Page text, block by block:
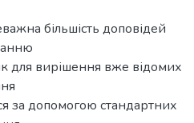
більшість доповідей
вирішення вже відомих
за допомогою стандартних